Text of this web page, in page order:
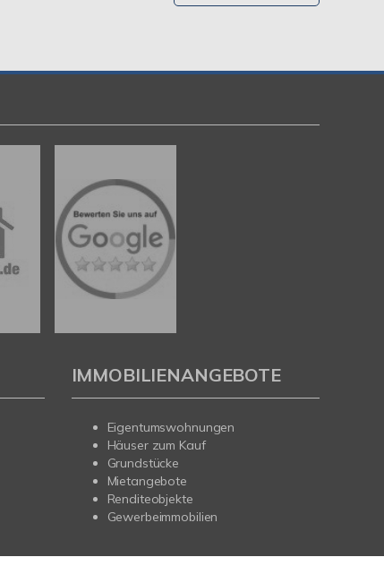
IMMOBILIENANGEBOTE
Eigentumswohnungen
Häuser zum Kauf
Grundstücke
Mietangebote
Renditeobjekte
Gewerbeimmobilien